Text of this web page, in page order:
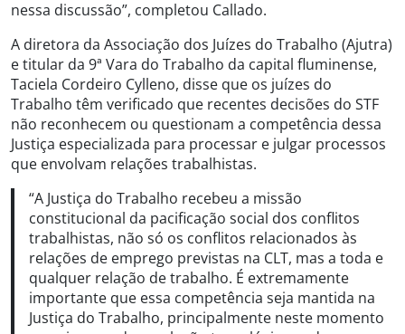
nessa discussão”, completou Callado.
A diretora da Associação dos Juízes do Trabalho (Ajutra)
e titular da 9ª Vara do Trabalho da capital fluminense,
Taciela Cordeiro Cylleno, disse que os juízes do
Trabalho têm verificado que recentes decisões do STF
não reconhecem ou questionam a competência dessa
Justiça especializada para processar e julgar processos
que envolvam relações trabalhistas.
“A Justiça do Trabalho recebeu a missão
constitucional da pacificação social dos conflitos
trabalhistas, não só os conflitos relacionados às
relações de emprego previstas na CLT, mas a toda e
qualquer relação de trabalho. É extremamente
importante que essa competência seja mantida na
Justiça do Trabalho, principalmente neste momento